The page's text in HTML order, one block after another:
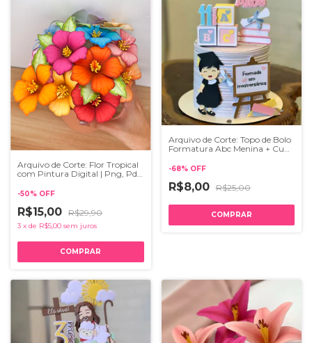
Arquivo de Corte: Flor Tropical
com Pintura Digital | Png, Pdf,
-50% OFF
R$15,00 R$29,90
3 x de R$5,00 sem juros
Arquivo de Corte: Topo de Bolo
Formatura Abc Menina + Cubo
-68% OFF
R$8,00 R$25,00